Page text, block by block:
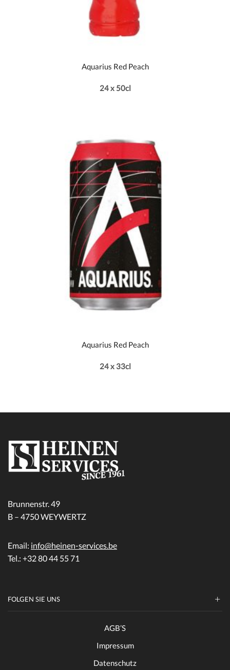
Aquarius Red Peach
24 x 50cl
Aquarius Red Peach
24 x 33cl
Brunnenstr. 49
B – 4750 WEYWERTZ
Email: info@heinen-services.be
Tel.: +32 80 44 55 71
FOLGEN SIE UNS
AGB’S
Impressum
Datenschutz